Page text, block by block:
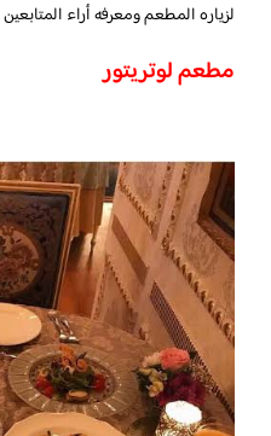
لزياره المطعم ومعرفه أراء المتابعين
مطعم لوتريتور